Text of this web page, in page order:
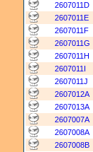
2607011D
2607011E
2607011F
2607011G
2607011H
2607011I
2607011J
2607012A
2607013A
2607007A
2607008A
2607008B